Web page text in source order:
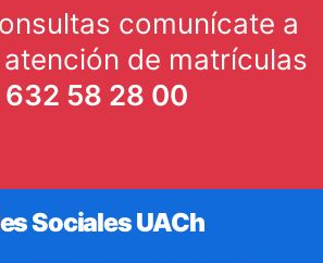
comunícate a
de matrículas
632 58 28 00
Sociales UACh